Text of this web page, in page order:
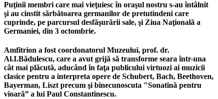
Puţinii membri care mai vieţuiesc în oraşul nostru s-au întâlnit
şi au cinstit sărbătoarea germanilor de pretutindeni care
cuprinde, pe parcursul desfăşurării sale, şi Ziua Naţională a
Germaniei, din 3 octombrie.
Amfitrion a fost coordonatorul Muzeului, prof. dr.
Al.I.Bădulescu, care a avut grijă să transforme seara într-una
cât mai plăcută, aducând în faţa publicului virtuozi ai muzicii
clasice pentru a interpreta opere de Schubert, Bach, Beethoven,
Bayerman, Liszt precum şi binecunoscuta "Sonatină pentru
vioară” a lui Paul Constantinescu.